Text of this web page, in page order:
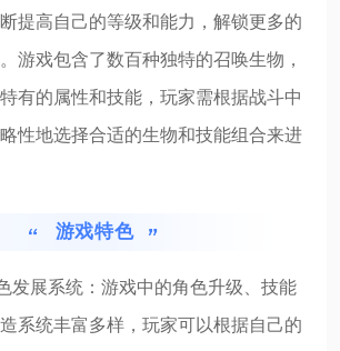
提高自己的等级和能力，解锁更多的
游戏包含了数百种独特的召唤生物，
有的属性和技能，玩家需根据战斗中
性地选择合适的生物和技能组合来进
游戏特色
发展系统：游戏中的角色升级、技能
系统丰富多样，玩家可以根据自己的